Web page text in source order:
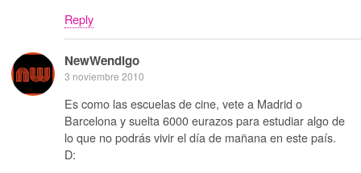
Reply
NewWendigo
3 noviembre 2010
Es como las escuelas de cine, vete a Madrid o
Barcelona y suelta 6000 eurazos para estudiar algo de
lo que no podrás vivir el día de mañana en este país.
D: